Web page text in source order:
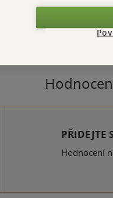
PŘIDEJTE
Hodnocení